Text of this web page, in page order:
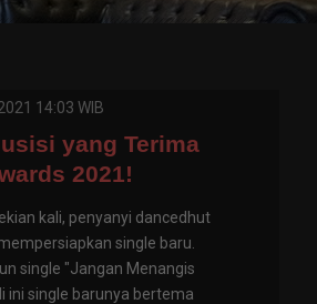
14:03 WIB
yang Terima
2021!
kali, penyanyi dancedhut
single baru.
single "Jangan Menangis
ini single barunya bertema